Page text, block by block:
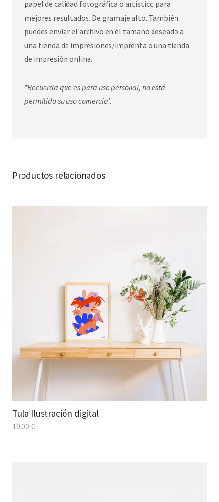
papel de calidad fotográfica o artístico para
mejores resultados. De gramaje alto. También
puedes enviar el archivo en el tamaño deseado a
una tienda de impresiones/imprenta o una tienda
de impresión online.
*Recuerda que es para uso personal, no está
permitido su uso comercial.
Productos relacionados
Tula Ilustración digital
10.00 €